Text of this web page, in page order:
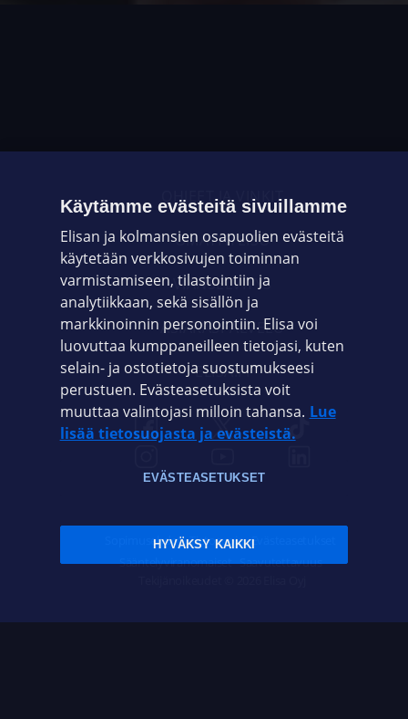
OHJEET JA VINKIT
OMAYHTEISÖ
VIANSELVITYS
ASIAKASPALVELU
ELISA.FI
Sopimusehdot Tietosuoja Evästeasetukset
Sääntelyviranomaiset Saavutettavuus
Käytämme evästeitä sivuillamme
Elisan ja kolmansien osapuolien evästeitä
käytetään verkkosivujen toiminnan
varmistamiseen, tilastointiin ja
analytiikkaan, sekä sisällön ja
markkinoinnin personointiin. Elisa voi
luovuttaa kumppaneilleen tietojasi, kuten
selain- ja ostotietoja suostumukseesi
perustuen. Evästeasetuksista voit
muuttaa valintojasi milloin tahansa. Lue
lisää tietosuojasta ja evästeistä.
EVÄSTEASETUKSET
HYVÄKSY KAIKKI